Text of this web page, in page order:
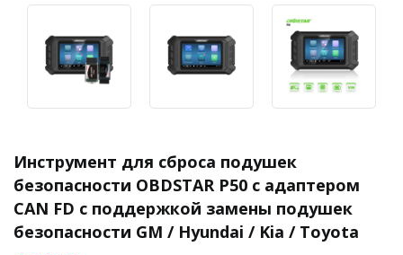
Инструмент для сброса подушек
безопасности OBDSTAR P50 с адаптером
CAN FD с поддержкой замены подушек
безопасности GM / Hyundai / Kia / Toyota